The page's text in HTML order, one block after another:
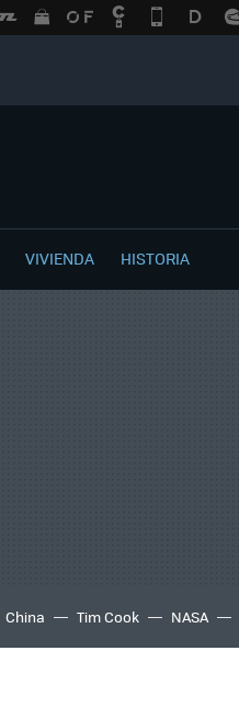
VIVIENDA HISTORIA
China Tim Cook NASA